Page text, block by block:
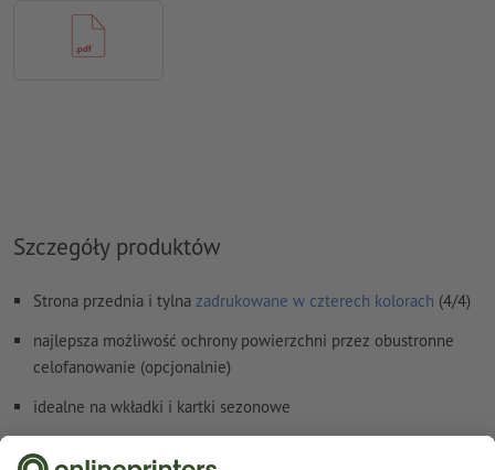
Błędy ortograficzne i składniowe
Szczegóły produktów
Strona przednia i tylna zadrukowane w czterech kolorach (4/4)
najlepsza możliwość ochrony powierzchni przez obustronne
celofanowanie (opcjonalnie)
idealne na wkładki i kartki sezonowe